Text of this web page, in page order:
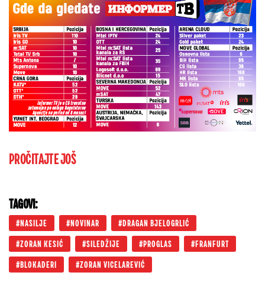
PROČITAJTE JOŠ
TAGOVI:
NASILJE NOVINAR DRAGAN BJELOGRLIĆ
ZORAN KESIĆ SILEDŽIJE PROGLAS FRANFURT
BLOKADERI ZORAN VICELAREVIĆ